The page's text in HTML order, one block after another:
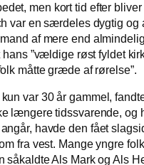
men kort tid efter bliver
var en særdeles dygtig og
af mere end
”vældige røst fyldet
måtte græde af rørelse”.
var 30 år gammel,
længere tidssvarende, og
havde den fået
fra vest. Mange yngre
såkaldte Als Mark og Als